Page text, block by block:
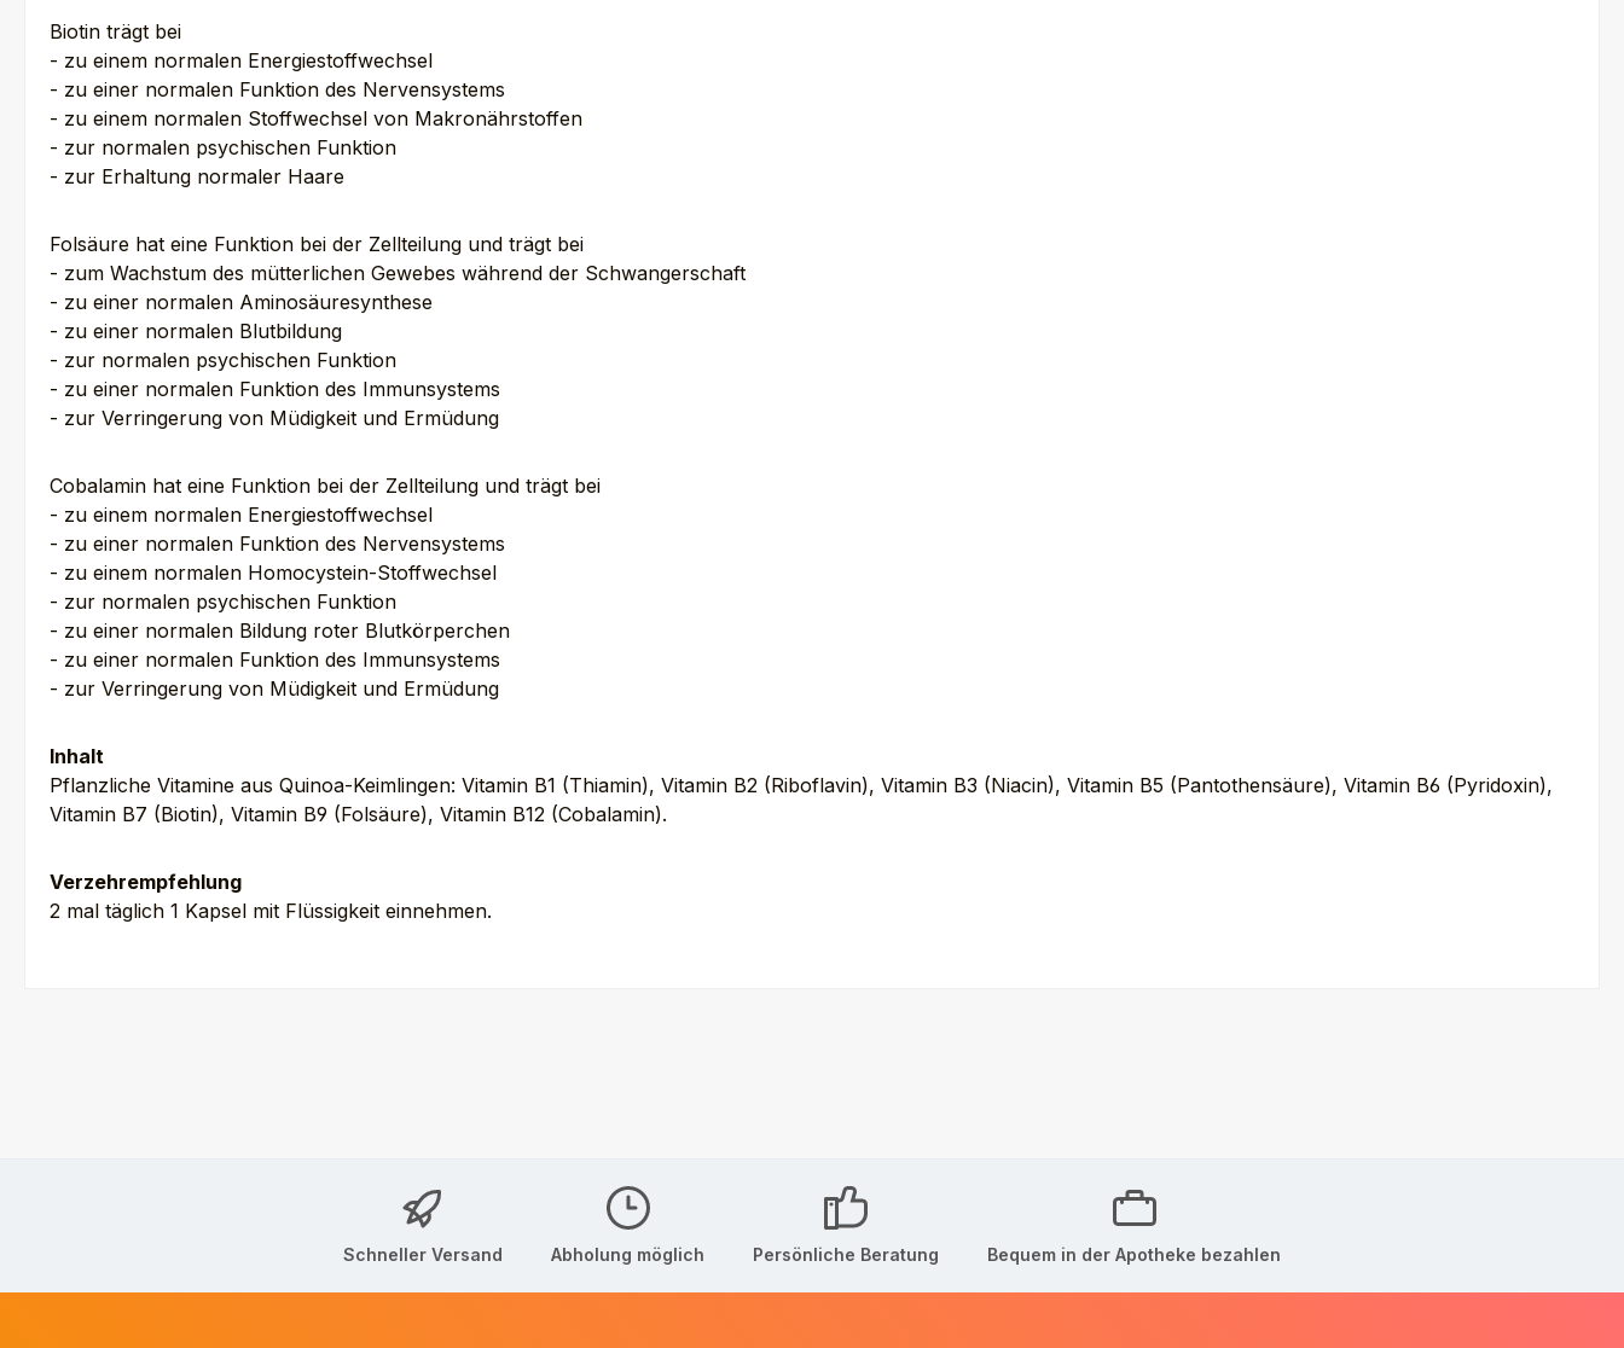
Biotin trägt bei
- zu einem normalen Energiestoffwechsel
- zu einer normalen Funktion des Nervensystems
- zu einem normalen Stoffwechsel von Makronährstoffen
- zur normalen psychischen Funktion
- zur Erhaltung normaler Haare
Folsäure hat eine Funktion bei der Zellteilung und trägt bei
- zum Wachstum des mütterlichen Gewebes während der Schwangerschaft
- zu einer normalen Aminosäuresynthese
- zu einer normalen Blutbildung
- zur normalen psychischen Funktion
- zu einer normalen Funktion des Immunsystems
- zur Verringerung von Müdigkeit und Ermüdung
Cobalamin hat eine Funktion bei der Zellteilung und trägt bei
- zu einem normalen Energiestoffwechsel
- zu einer normalen Funktion des Nervensystems
- zu einem normalen Homocystein-Stoffwechsel
- zur normalen psychischen Funktion
- zu einer normalen Bildung roter Blutkörperchen
- zu einer normalen Funktion des Immunsystems
- zur Verringerung von Müdigkeit und Ermüdung
Inhalt
Pflanzliche Vitamine aus Quinoa-Keimlingen: Vitamin B1 (Thiamin), Vitamin B2 (Riboflavin), Vitamin B3 (Niacin), Vitamin B5 (Pantothensäure), Vitamin B6 (Pyridoxin),
Vitamin B7 (Biotin), Vitamin B9 (Folsäure), Vitamin B12 (Cobalamin).
Verzehrempfehlung
2 mal täglich 1 Kapsel mit Flüssigkeit einnehmen.
Schneller Versand Abholung möglich Persönliche Beratung Bequem in der Apotheke bezahlen